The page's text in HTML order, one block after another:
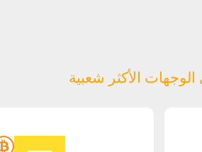
الوجهات الأكثر شعبية